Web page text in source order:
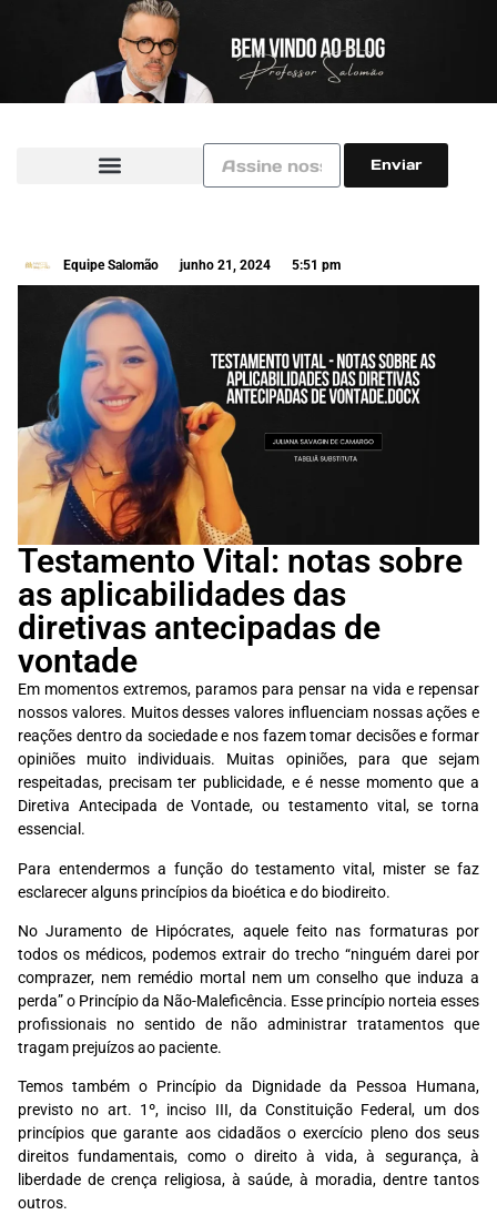
Enviar
Equipe Salomão junho 21, 2024 5:51 pm
Testamento Vital: notas sobre
as aplicabilidades das
diretivas antecipadas de
vontade
Em momentos extremos, paramos para pensar na vida e repensar
nossos valores. Muitos desses valores influenciam nossas ações e
reações dentro da sociedade e nos fazem tomar decisões e formar
opiniões muito individuais. Muitas opiniões, para que sejam
respeitadas, precisam ter publicidade, e é nesse momento que a
Diretiva Antecipada de Vontade, ou testamento vital, se torna
essencial.
Para entendermos a função do testamento vital, mister se faz
esclarecer alguns princípios da bioética e do biodireito.
No Juramento de Hipócrates, aquele feito nas formaturas por
todos os médicos, podemos extrair do trecho “ninguém darei por
comprazer, nem remédio mortal nem um conselho que induza a
perda” o Princípio da Não-Maleficência. Esse princípio norteia esses
profissionais no sentido de não administrar tratamentos que
tragam prejuízos ao paciente.
Temos também o Princípio da Dignidade da Pessoa Humana,
previsto no art. 1º, inciso III, da Constituição Federal, um dos
princípios que garante aos cidadãos o exercício pleno dos seus
direitos fundamentais, como o direito à vida, à segurança, à
liberdade de crença religiosa, à saúde, à moradia, dentre tantos
outros.